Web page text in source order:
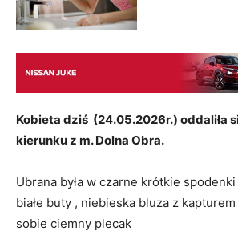
Kobieta dziś (24.05.2026r.) oddaliła
kierunku z m. Dolna Obra.
Ubrana była w czarne krótkie
białe buty , niebieska bluza z
sobie ciemny plecak